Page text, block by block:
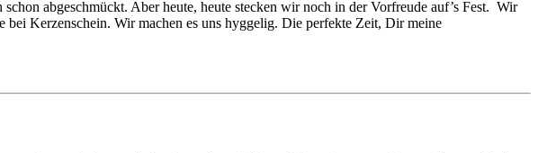
abgeschmückt. Aber heute, heute stecken wir noch in der Vorfreude auf’s Fest. Wir
bei Kerzenschein. Wir machen es uns hyggelig. Die perfekte Zeit, Dir meine